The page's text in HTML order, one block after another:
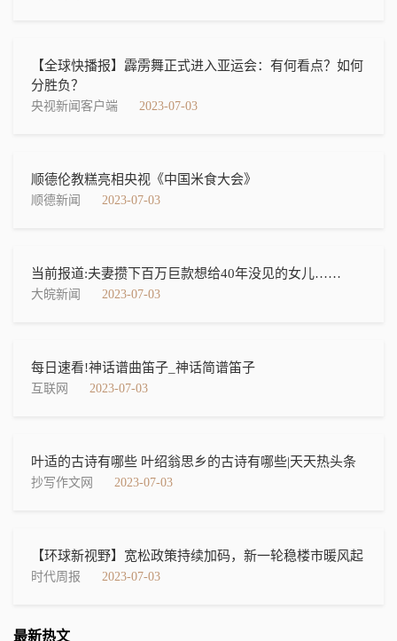
【全球快播报】霹雳舞正式进入亚运会：有何看点？如何
分胜负？
央视新闻客户端 2023-07-03
顺德伦教糕亮相央视《中国米食大会》
顺德新闻 2023-07-03
当前报道:夫妻攒下百万巨款想给40年没见的女儿……
大皖新闻 2023-07-03
每日速看!神话谱曲笛子_神话简谱笛子
互联网 2023-07-03
叶适的古诗有哪些 叶绍翁思乡的古诗有哪些|天天热头条
抄写作文网 2023-07-03
【环球新视野】宽松政策持续加码，新一轮稳楼市暖风起
时代周报 2023-07-03
最新热文